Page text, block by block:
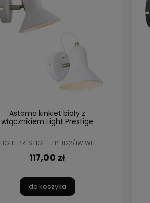
Astama kinkiet biały z
włącznikiem Light Prestige
LIGHT PRESTIGE - LP-1122/1W WH
117,00 zł
do koszyka